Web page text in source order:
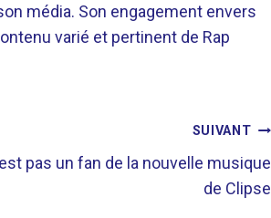
média. Son engagement envers
varié et pertinent de Rap
SUIVANT
pas un fan de la nouvelle musique
de Clipse